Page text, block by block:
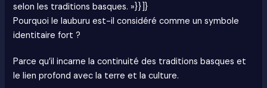
selon les traditions basques. »}}]}
Pourquoi le lauburu est-il considéré comme un symbole
identitaire fort ?
Parce qu’il incarne la continuité des traditions basques et
le lien profond avec la terre et la culture.